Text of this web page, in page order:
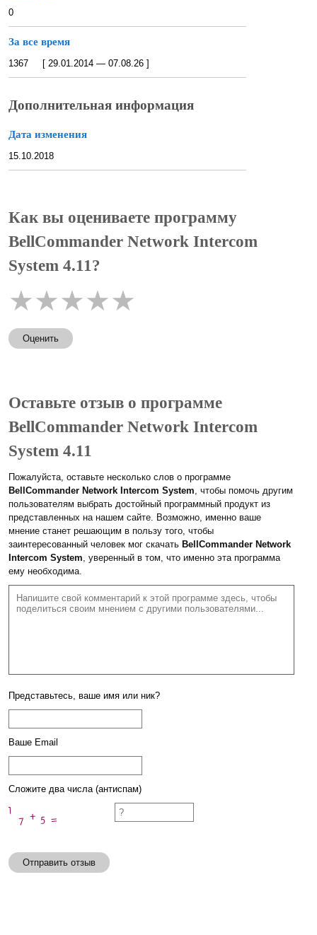
0
За все время
1367 [ 29.01.2014 — 07.08.26 ]
Дополнительная информация
Дата изменения
15.10.2018
Как вы оцениваете программу
BellCommander Network Intercom
System 4.11?
★★★★★
Оценить
Оставьте отзыв о программе
BellCommander Network Intercom
System 4.11
Пожалуйста, оставьте несколько слов о программе
BellCommander Network Intercom System, чтобы помочь другим
пользователям выбрать достойный программный продукт из
представленных на нашем сайте. Возможно, именно ваше
мнение станет решающим в пользу того, чтобы
заинтересованный человек мог скачать BellCommander Network
Intercom System, уверенный в том, что именно эта программа
ему необходима.
Представьтесь, ваше имя или ник?
Ваше Email
Сложите два числа (антиспам)
Отправить отзыв